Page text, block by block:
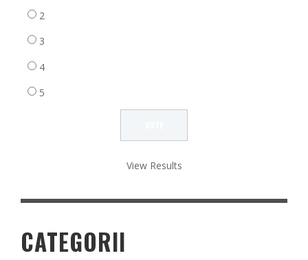
2
3
4
5
View Results
CATEGORII